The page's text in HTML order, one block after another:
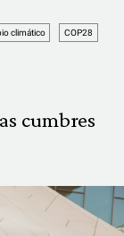
climático COP28
cumbres